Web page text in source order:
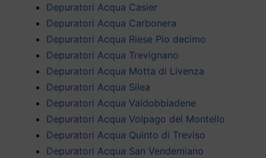
Depuratori Acqua Casier
Depuratori Acqua Carbonera
Depuratori Acqua Riese Pio decimo
Depuratori Acqua Trevignano
Depuratori Acqua Motta di Livenza
Depuratori Acqua Silea
Depuratori Acqua Valdobbiadene
Depuratori Acqua Volpago del Montello
Depuratori Acqua Quinto di Treviso
Depuratori Acqua San Vendemiano